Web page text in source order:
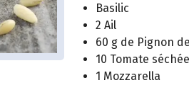
Basilic
2 Ail
60 g de Pignon
10 Tomate séchée
1 Mozzarella